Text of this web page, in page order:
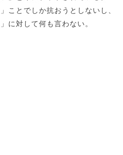
ことでしか抗おうとしないし、
に対して何も言わない。